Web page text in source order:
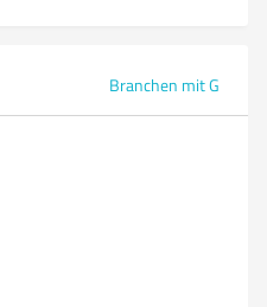
Branchen mit G